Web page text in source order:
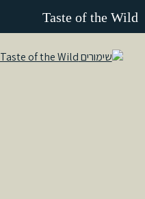
Taste of the Wild